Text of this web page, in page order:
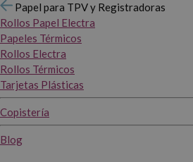
Papel para TPV y Registradoras
Rollos Papel Electra
Papeles Térmicos
Rollos Electra
Rollos Térmicos
Tarjetas Plásticas
Copistería
Blog